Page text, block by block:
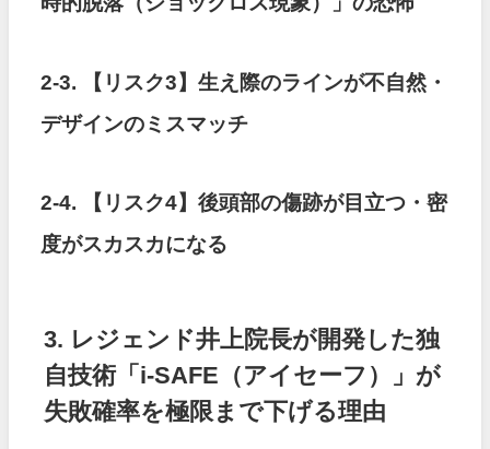
2-3. 【リスク3】生え際のラインが不自然・
デザインのミスマッチ
2-4. 【リスク4】後頭部の傷跡が目立つ・密
度がスカスカになる
3. レジェンド井上院長が開発した独
自技術「i-SAFE（アイセーフ）」が
失敗確率を極限まで下げる理由